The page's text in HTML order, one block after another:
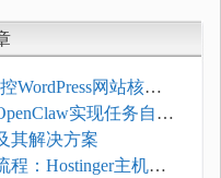
WordPress网站核心
实现任务自动
其解决方案
程：Hostinger主机一